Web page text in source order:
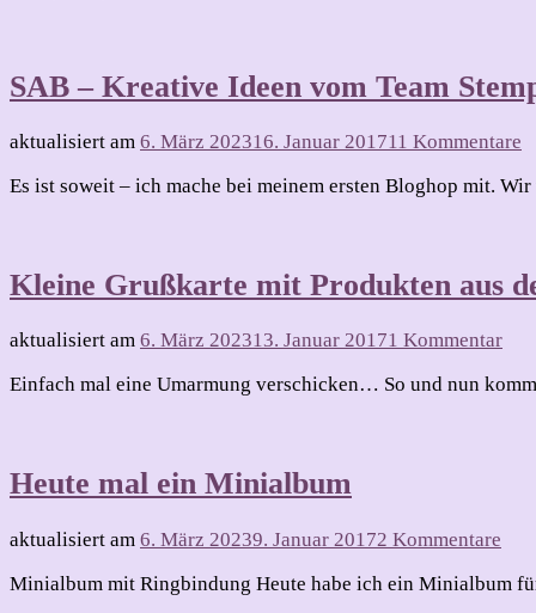
SAB – Kreative Ideen vom Team
aktualisiert am 6. März 202316. Januar 201711 Kommentare
–
Es ist soweit – ich mache bei meinem ersten Bloghop mit.
Kleine Grußkarte mit Produkten aus
aktualisiert am 6. März 202313. Januar 20171 Kommentarzu
Einfach mal eine Umarmung verschicken… So und nun
Heute mal ein Minialbum
aktualisiert am 6. März 20239. Januar 20172 Kommentare
mal
Minialbum mit Ringbindung Heute habe ich ein Minialbum